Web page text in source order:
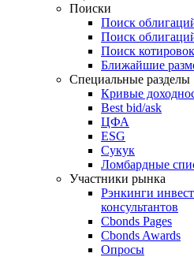
Поиски
Поиск
Поиск
Поиск
Ближайшие
Специальные разделы
Кривые
Best bid/ask
ЦФА
ESG
Сукук
Ломбардные
Участники рынка
Рэнкинги
консультантов
Cbonds Pages
Cbonds Awards
Опросы